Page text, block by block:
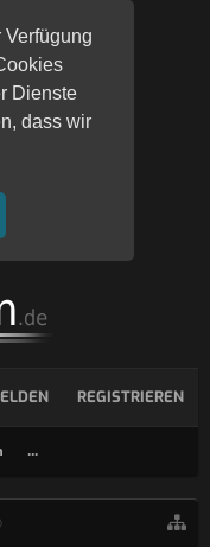
Dienste
dass wir
...
REGISTRIEREN